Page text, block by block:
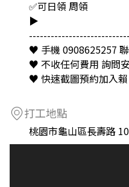
✅可日領 周領
▶︎
♥️ 手機 0908625257
♥️ 不收任何費用 詢問
♥️ 快速截圖預約加入賴
打工地點
桃園市龜山區長壽路